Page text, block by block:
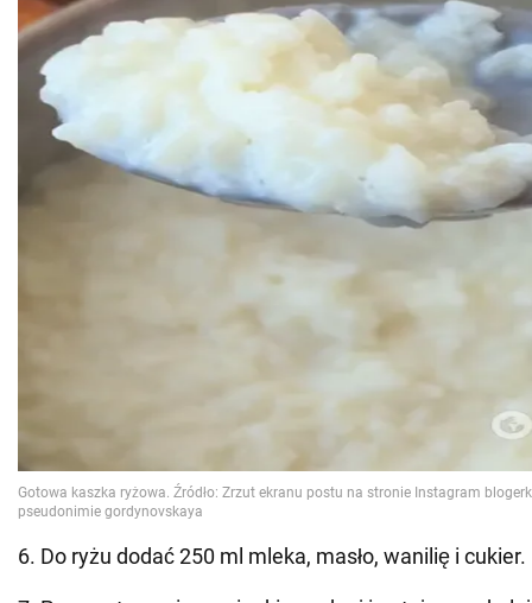
6. Do ryżu dodać 250 ml mleka, masło, wanilię i cukier.